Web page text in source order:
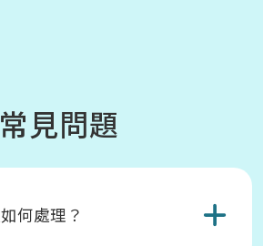
常見問題
何處理？